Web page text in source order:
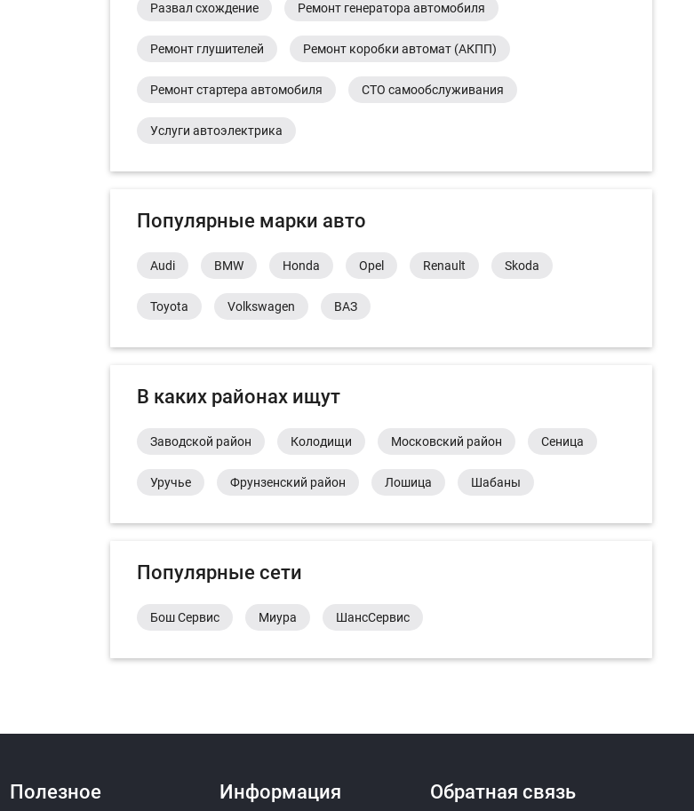
Развал схождение Ремонт генератора автомобиля
Ремонт глушителей Ремонт коробки автомат (АКПП)
Ремонт стартера автомобиля СТО самообслуживания
Услуги автоэлектрика
Популярные марки авто
Audi BMW Honda Opel Renault Skoda
Toyota Volkswagen ВАЗ
В каких районах ищут
Заводской район Колодищи Московский район Сеница
Уручье Фрунзенский район Лошица Шабаны
Популярные сети
Бош Сервис Миура ШансСервис
Полезное Информация Обратная связь